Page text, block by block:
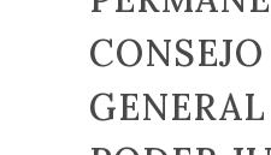
CONSEJO